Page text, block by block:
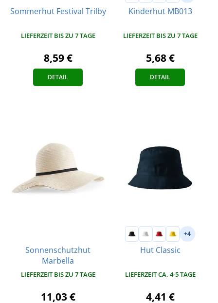
Sommerhut Festival Trilby
LIEFERZEIT BIS ZU 7 TAGE
8,59 €
DETAIL
Kinderhut MB013
LIEFERZEIT BIS ZU 7 TAGE
5,68 €
DETAIL
Sonnenschutzhut
Marbella
LIEFERZEIT BIS ZU 7 TAGE
11,03 €
+4
Hut Classic
LIEFERZEIT CA. 4-5 TAGE
4,41 €